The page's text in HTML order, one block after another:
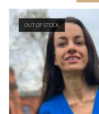
OUT OF STOCK